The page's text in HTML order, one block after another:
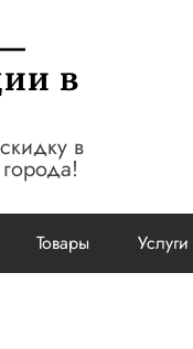
в
в
Товары Услуги